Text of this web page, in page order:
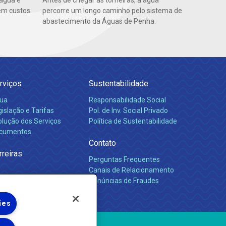
custos
percorre um longo caminho pelo sistema de
abastecimento da Águas de Penha.
e Tarifas
dos Serviços
Sustentabilidade
Responsabilidade Social
Pol. de Inv. Social Privado
Política de Sustentabilidade
Contato
Perguntas Frequentes
Canais de Relacionamento
Denúncias de Fraudes